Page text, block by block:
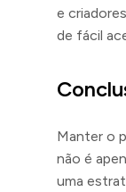
e
de fácil
Manter o
não é
uma